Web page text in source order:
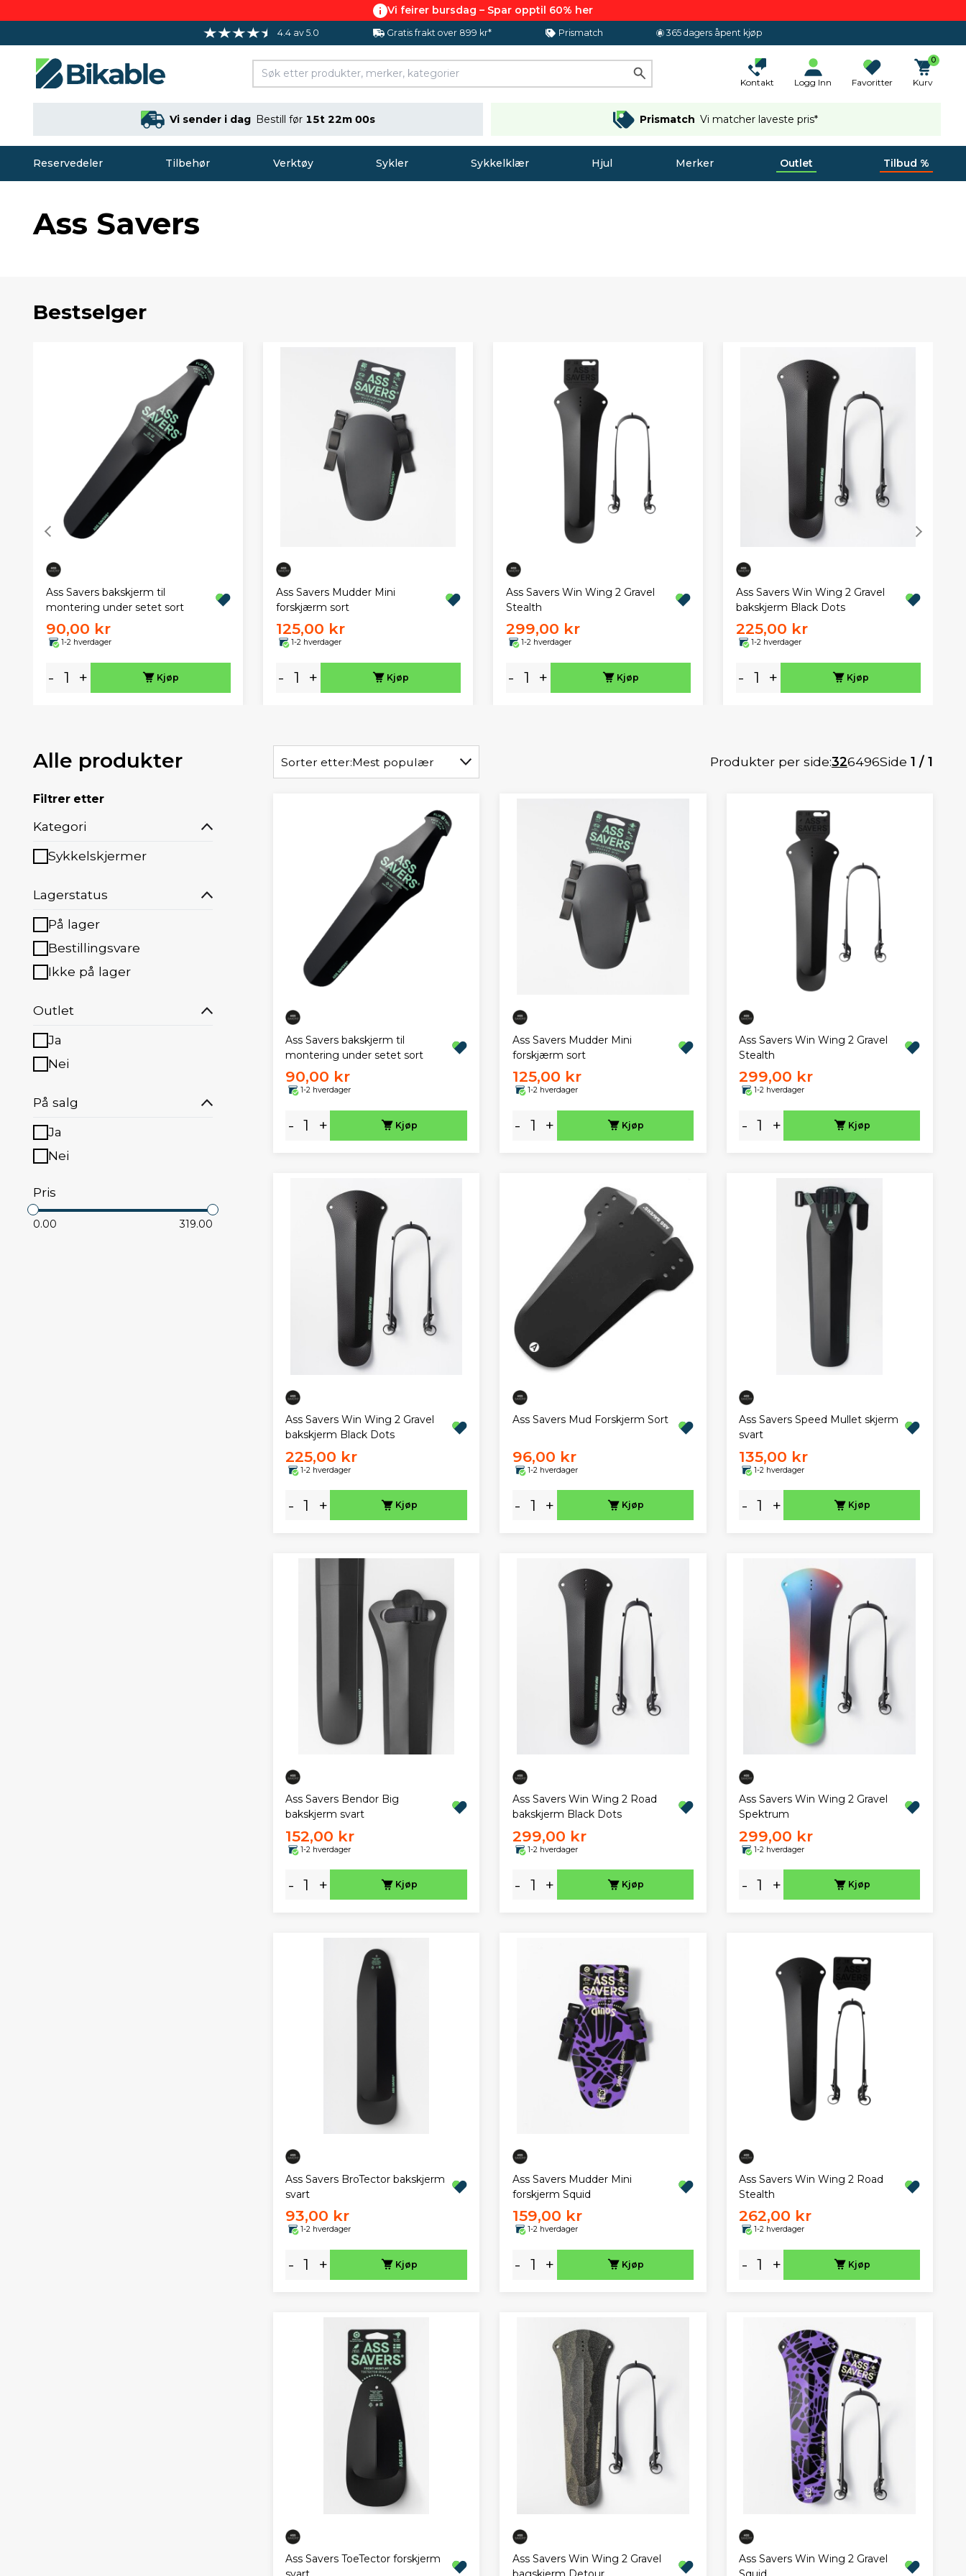
Vi feirer bursdag – Spar opptil 60% her
4.4 av 5.0 Gratis frakt over 899 kr* Prismatch 365 dagers åpent kjøp
Kontakt Logg Inn Favoritter
0
Kurv
Vi sender i dag Bestill før 15t 21m 59s Prismatch Vi matcher laveste pris*
Reservedeler Tilbehør Verktøy Sykler Sykkelklær Hjul Merker Outlet Tilbud %
Ass Savers
Bestselger
Ass Savers bakskjerm til
montering under setet sort
90,00 kr
1-2 hverdager
- + Kjøp
Ass Savers Mudder Mini
forskjærm sort
125,00 kr
1-2 hverdager
- + Kjøp
Ass Savers Win Wing 2 Gravel
Stealth
299,00 kr
1-2 hverdager
- + Kjøp
Ass Savers Win Wing 2 Gravel
bakskjerm Black Dots
225,00 kr
1-2 hverdager
- + Kjøp
Alle produkter
Filtrer etter
Kategori
Sykkelskjermer
Lagerstatus
På lager
Bestillingsvare
Ikke på lager
Outlet
Ja
Nei
På salg
Ja
Nei
Pris
0.00 319.00
Sorter etter:Mest populær Produkter per side:326496Side 1 / 1
Ass Savers bakskjerm til
montering under setet sort
90,00 kr
1-2 hverdager
- + Kjøp
Ass Savers Mudder Mini
forskjærm sort
125,00 kr
1-2 hverdager
- + Kjøp
Ass Savers Win Wing 2 Gravel
Stealth
299,00 kr
1-2 hverdager
- + Kjøp
Ass Savers Win Wing 2 Gravel
bakskjerm Black Dots
225,00 kr
1-2 hverdager
- + Kjøp
Ass Savers Mud Forskjerm Sort
96,00 kr
1-2 hverdager
- + Kjøp
Ass Savers Speed Mullet skjerm
svart
135,00 kr
1-2 hverdager
- + Kjøp
Ass Savers Bendor Big
bakskjerm svart
152,00 kr
1-2 hverdager
- + Kjøp
Ass Savers Win Wing 2 Road
bakskjerm Black Dots
299,00 kr
1-2 hverdager
- + Kjøp
Ass Savers Win Wing 2 Gravel
Spektrum
299,00 kr
1-2 hverdager
- + Kjøp
Ass Savers BroTector bakskjerm
svart
93,00 kr
1-2 hverdager
- + Kjøp
Ass Savers Mudder Mini
forskjerm Squid
159,00 kr
1-2 hverdager
- + Kjøp
Ass Savers Win Wing 2 Road
Stealth
262,00 kr
1-2 hverdager
- + Kjøp
Ass Savers ToeTector forskjerm
Ass Savers Win Wing 2 Gravel
Ass Savers Win Wing 2 Gravel